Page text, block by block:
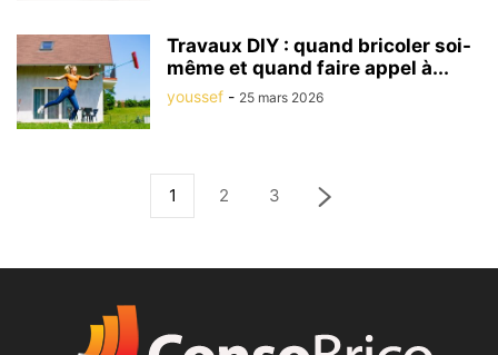
Travaux DIY : quand bricoler soi-
même et quand faire appel à...
youssef - 25 mars 2026
1 2 3